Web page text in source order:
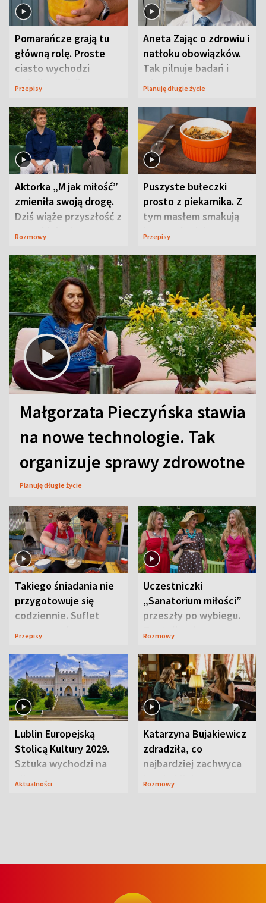
Pomarańcze grają tu
główną rolę. Proste
ciasto wychodzi
wyjątkowo wilgotne
Przepisy
Aneta Zając o zdrowiu i
natłoku obowiązków.
Tak pilnuje badań i
wizyt
Planuję długie życie
Aktorka „M jak miłość”
zmieniła swoją drogę.
Dziś wiąże przyszłość z
neurobiologią
Rozmowy
Puszyste bułeczki
prosto z piekarnika. Z
tym masłem smakują
jeszcze lepiej
Przepisy
Małgorzata Pieczyńska stawia
na nowe technologie. Tak
organizuje sprawy zdrowotne
Planuję długie życie
Takiego śniadania nie
przygotowuje się
codziennie. Suflet
serowy zachwyca
Przepisy
Uczestniczki
„Sanatorium miłości”
przeszły po wybiegu.
Te stylizacje
Rozmowy
Lublin Europejską
Stolicą Kultury 2029.
Sztuka wychodzi na
ulice
Aktualności
Katarzyna Bujakiewicz
zdradziła, co
najbardziej zachwyca
ją w Lublinie
Rozmowy